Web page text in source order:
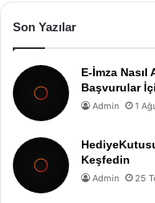
Son Yazılar
E-İmza Nasıl
Başvurular
Admin 1
Keşfedin
Admin 25